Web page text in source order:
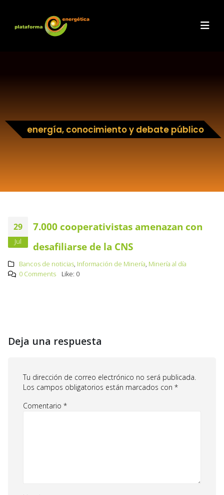
energía, conocimiento y debate público
29
Jul
7.000 cooperativistas amenazan con
desafiliarse de la CNS
Bancos de noticias, Información de Minería, Minería al día
0 Comments
Like: 0
Deja una respuesta
Tu dirección de correo electrónico no será publicada.
Los campos obligatorios están marcados con *
Comentario *